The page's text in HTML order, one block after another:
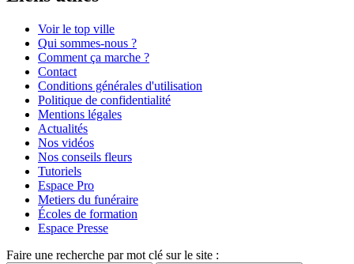
Voir le top ville
Qui sommes-nous ?
Comment ça marche ?
Contact
Conditions générales d'utilisation
Politique de confidentialité
Mentions légales
Actualités
Nos vidéos
Nos conseils fleurs
Tutoriels
Espace Pro
Metiers du funéraire
Écoles de formation
Espace Presse
Faire une recherche par mot clé sur le site :